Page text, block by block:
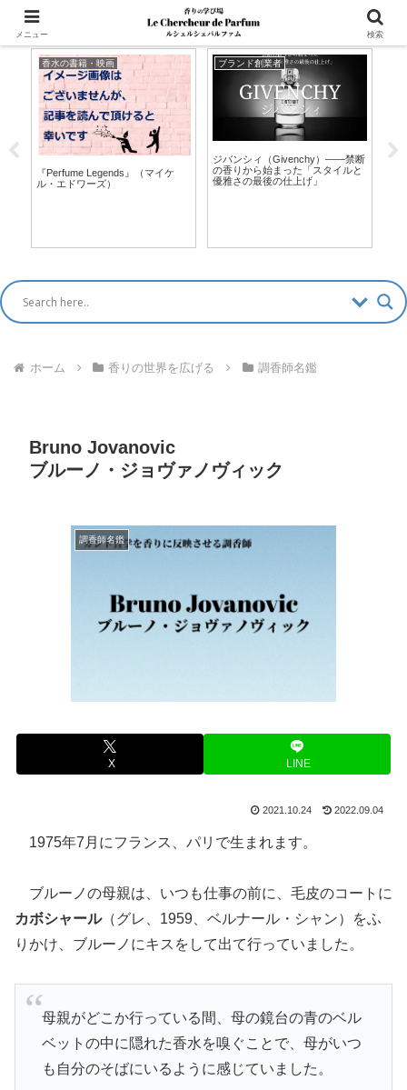
マッチングアプリ風「香水診断」新登場！ >>
香水の書籍・映画
『Perfume Legends』（マイケ
ル・エドワーズ）
ブランド創業者
ジバンシィ（Givenchy）――禁断
の香りから始まった「スタイルと
優雅さの最後の仕上げ」
ホーム 香りの世界を広げる 調香師名鑑
Bruno Jovanovic
ブルーノ・ジョヴァノヴィック
調香師名鑑
X LINE
2021.10.24 2022.09.04
1975年7月にフランス、パリで生まれます。
ブルーノの母親は、いつも仕事の前に、毛皮のコートに
カボシャール（グレ、1959、ベルナール・シャン）をふ
りかけ、ブルーノにキスをして出て行っていました。
母親がどこか行っている間、母の鏡台の青のベル
ベットの中に隠れた香水を嗅ぐことで、母がいつ
も自分のそばにいるように感じていました。
メニュー 検索